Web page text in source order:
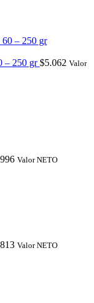
– 250 gr$5.062 Valor
Valor NETO
Valor NETO